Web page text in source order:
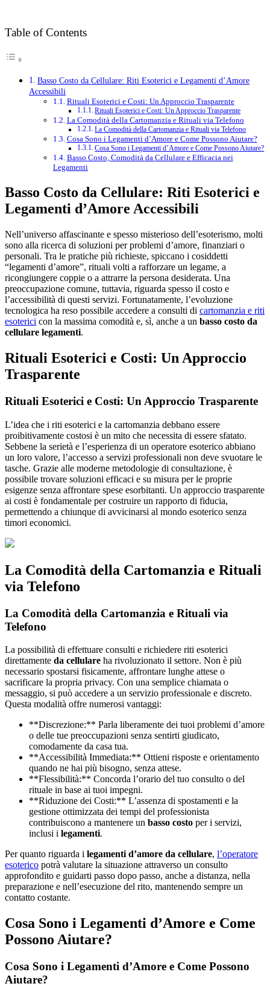
Table of Contents
Basso Costo da Cellulare: Riti Esoterici e Legamenti d’Amore
Accessibili
Rituali Esoterici e Costi: Un Approccio Trasparente
Rituali Esoterici e Costi: Un Approccio Trasparente
La Comodità della Cartomanzia e Rituali via Telefono
La Comodità della Cartomanzia e Rituali via Telefono
Cosa Sono i Legamenti d’Amore e Come Possono Aiutare?
Cosa Sono i Legamenti d’Amore e Come Possono Aiutare?
Basso Costo, Comodità da Cellulare e Efficacia nei
Legamenti
Basso Costo da Cellulare: Riti Esoterici e
Legamenti d’Amore Accessibili
Nell’universo affascinante e spesso misterioso dell’esoterismo, molti
sono alla ricerca di soluzioni per problemi d’amore, finanziari o
personali. Tra le pratiche più richieste, spiccano i cosiddetti
“legamenti d’amore”, rituali volti a rafforzare un legame, a
ricongiungere coppie o a attrarre la persona desiderata. Una
preoccupazione comune, tuttavia, riguarda spesso il costo e
l’accessibilità di questi servizi. Fortunatamente, l’evoluzione
tecnologica ha reso possibile accedere a consulti di cartomanzia e riti
esoterici con la massima comodità e, sì, anche a un basso costo da
cellulare legamenti.
Rituali Esoterici e Costi: Un Approccio
Trasparente
Rituali Esoterici e Costi: Un Approccio Trasparente
L’idea che i riti esoterici e la cartomanzia debbano essere
proibitivamente costosi è un mito che necessita di essere sfatato.
Sebbene la serietà e l’esperienza di un operatore esoterico abbiano
un loro valore, l’accesso a servizi professionali non deve svuotare le
tasche. Grazie alle moderne metodologie di consultazione, è
possibile trovare soluzioni efficaci e su misura per le proprie
esigenze senza affrontare spese esorbitanti. Un approccio trasparente
ai costi è fondamentale per costruire un rapporto di fiducia,
permettendo a chiunque di avvicinarsi al mondo esoterico senza
timori economici.
La Comodità della Cartomanzia e Rituali
via Telefono
La Comodità della Cartomanzia e Rituali via
Telefono
La possibilità di effettuare consulti e richiedere riti esoterici
direttamente da cellulare ha rivoluzionato il settore. Non è più
necessario spostarsi fisicamente, affrontare lunghe attese o
sacrificare la propria privacy. Con una semplice chiamata o
messaggio, si può accedere a un servizio professionale e discreto.
Questa modalità offre numerosi vantaggi:
**Discrezione:** Parla liberamente dei tuoi problemi d’amore
o delle tue preoccupazioni senza sentirti giudicato,
comodamente da casa tua.
**Accessibilità Immediata:** Ottieni risposte e orientamento
quando ne hai più bisogno, senza attese.
**Flessibilità:** Concorda l’orario del tuo consulto o del
rituale in base ai tuoi impegni.
**Riduzione dei Costi:** L’assenza di spostamenti e la
gestione ottimizzata dei tempi del professionista
contribuiscono a mantenere un basso costo per i servizi,
inclusi i legamenti.
Per quanto riguarda i legamenti d’amore da cellulare, l’operatore
esoterico potrà valutare la situazione attraverso un consulto
approfondito e guidarti passo dopo passo, anche a distanza, nella
preparazione e nell’esecuzione del rito, mantenendo sempre un
contatto costante.
Cosa Sono i Legamenti d’Amore e Come
Possono Aiutare?
Cosa Sono i Legamenti d’Amore e Come Possono
Aiutare?